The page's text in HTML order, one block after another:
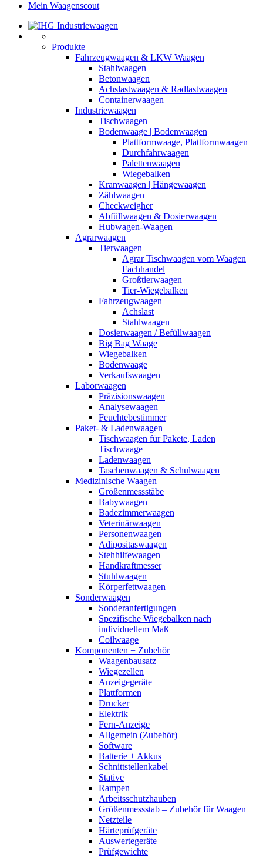
Mein Waagenscout
Produkte
Fahrzeugwaagen & LKW Waagen
Stahlwaagen
Betonwaagen
Achslastwaagen & Radlastwaagen
Containerwaagen
Industriewaagen
Tischwaagen
Bodenwaage | Bodenwaagen
Plattformwaage, Plattformwaagen
Durchfahrwaagen
Palettenwaagen
Wiegebalken
Kranwaagen | Hängewaagen
Zählwaagen
Checkweigher
Abfüllwaagen & Dosierwaagen
Hubwagen-Waagen
Agrarwaagen
Tierwaagen
Agrar Tischwaagen vom Waagen
Fachhandel
Großtierwaagen
Tier-Wiegebalken
Fahrzeugwaagen
Achslast
Stahlwaagen
Dosierwaagen / Befüllwaagen
Big Bag Waage
Wiegebalken
Bodenwaage
Verkaufswaagen
Laborwaagen
Präzisionswaagen
Analysewaagen
Feuchtebestimmer
Paket- & Ladenwaagen
Tischwaagen für Pakete, Laden
Tischwaage
Ladenwaagen
Taschenwaagen & Schulwaagen
Medizinische Waagen
Größenmessstäbe
Babywaagen
Badezimmerwaagen
Veterinärwaagen
Personenwaagen
Adipositaswaagen
Stehhilfewaagen
Handkraftmesser
Stuhlwaagen
Körperfettwaagen
Sonderwaagen
Sonderanfertigungen
Spezifische Wiegebalken nach
individuellem Maß
Coilwaage
Komponenten + Zubehör
Waagenbausatz
Wiegezellen
Anzeigegeräte
Plattformen
Drucker
Elektrik
Fern-Anzeige
Allgemein (Zubehör)
Software
Batterie + Akkus
Schnittstellenkabel
Stative
Rampen
Arbeitsschutzhauben
Größenmessstab – Zubehör für Waagen
Netzteile
Härteprüfgeräte
Auswertegeräte
Prüfgewichte